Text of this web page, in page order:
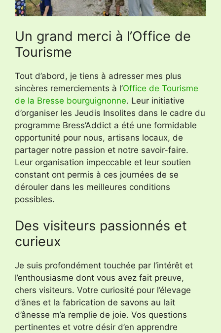
Un grand merci à l’Office de
Tourisme
Tout d’abord, je tiens à adresser mes plus
sincères remerciements à l’Office de Tourisme
de la Bresse bourguignonne. Leur initiative
d’organiser les Jeudis Insolites dans le cadre du
programme Bress’Addict a été une formidable
opportunité pour nous, artisans locaux, de
partager notre passion et notre savoir-faire.
Leur organisation impeccable et leur soutien
constant ont permis à ces journées de se
dérouler dans les meilleures conditions
possibles.
Des visiteurs passionnés et
curieux
Je suis profondément touchée par l’intérêt et
l’enthousiasme dont vous avez fait preuve,
chers visiteurs. Votre curiosité pour l’élevage
d’ânes et la fabrication de savons au lait
d’ânesse m’a remplie de joie. Vos questions
pertinentes et votre désir d’en apprendre